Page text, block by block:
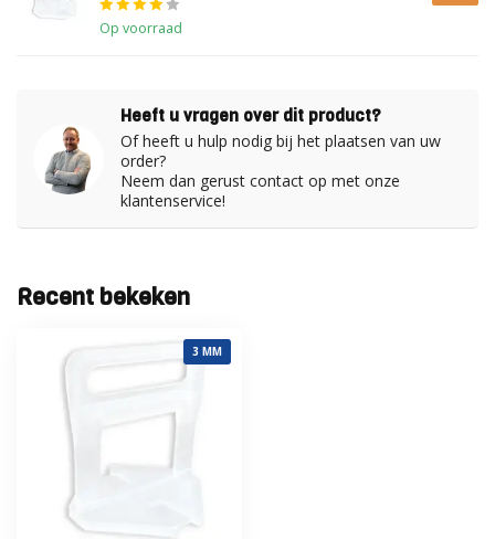
Op voorraad
Heeft u vragen over dit product?
Of heeft u hulp nodig bij het plaatsen van uw
order?
Neem dan gerust contact op met onze
klantenservice!
Recent bekeken
3 MM